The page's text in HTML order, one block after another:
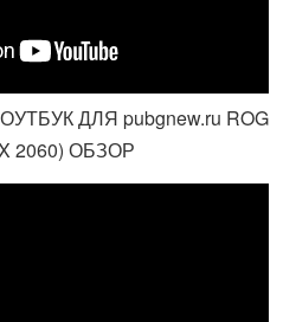
ДЛЯ pubgnew.ru ROG
2060) ОБЗОР